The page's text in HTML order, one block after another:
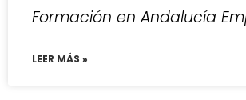
Formación en Andalucía
LEER MÁS »